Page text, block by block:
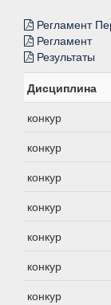
Регламент
Регламент
Результаты
Дисциплина
конкур
конкур
конкур
конкур
конкур
конкур
конкур